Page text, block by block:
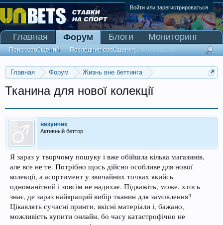
Войти или зарегистрироваться
Главная Форум
Жизнь вне беттинга
Тканина для нової колекції
везунчик
Активный беттор
Я зараз у творчому пошуку і вже обійшла кілька магазинів,
але все не те. Потрібно щось дійсно особливе для нової
колекції, а асортимент у звичайних точках якийсь
одноманітний і зовсім не надихає. Підкажіть, може, хтось
знає, де зараз найкращий вибір тканин для замовлення?
Цікавлять сучасні принти, якісні матеріали і, бажано,
можливість купити онлайн, бо часу катастрофічно не
Главная Форум
Поиск сообщений Последние сообщения
Блоги
Мониторинг
Сканер Pinnacle